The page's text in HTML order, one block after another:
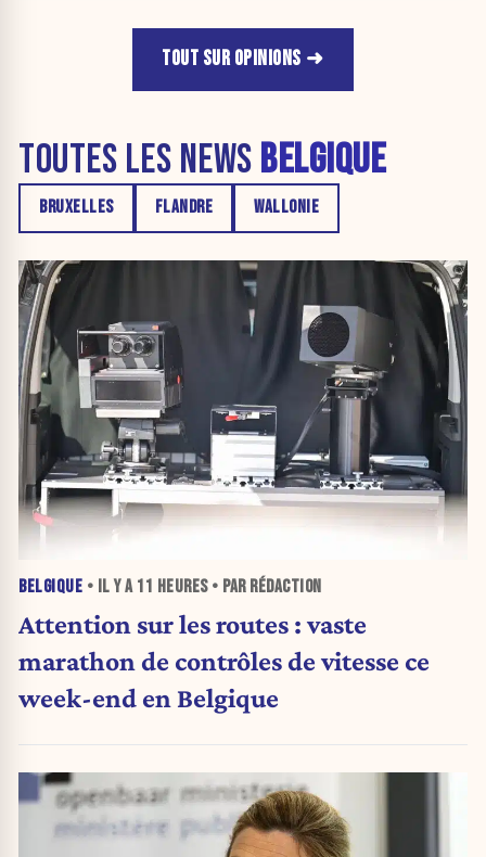
TOUT SUR OPINIONS
TOUTES LES NEWS BELGIQUE
BRUXELLES FLANDRE WALLONIE
BELGIQUE • IL Y A 11 HEURES• PAR RÉDACTION
Attention sur les routes : vaste
marathon de contrôles de vitesse ce
week-end en Belgique